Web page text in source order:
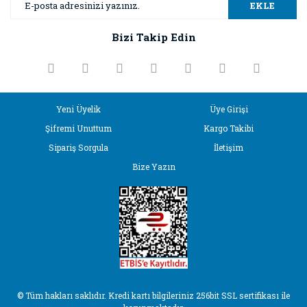
Ürün resmi kalitesiz, bozuk veya görüntülenemiyor.
Ürün bilgilerinde hatalar bulunuyor.
Gönder
EKLE
Bizi Takip Edin
Yeni Üyelik
Üye Girişi
Şifremi Unuttum
Kargo Takibi
Sipariş Sorgula
İletişim
Bize Yazın
© Tüm hakları saklıdır. Kredi kartı bilgileriniz 256bit SSL sertifikası ile